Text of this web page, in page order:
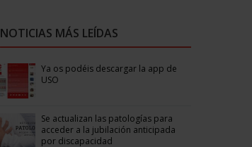
NOTICIAS MÁS LEÍDAS
Ya os podéis descargar la app de
USO
Se actualizan las patologías para
acceder a la jubilación anticipada
por discapacidad